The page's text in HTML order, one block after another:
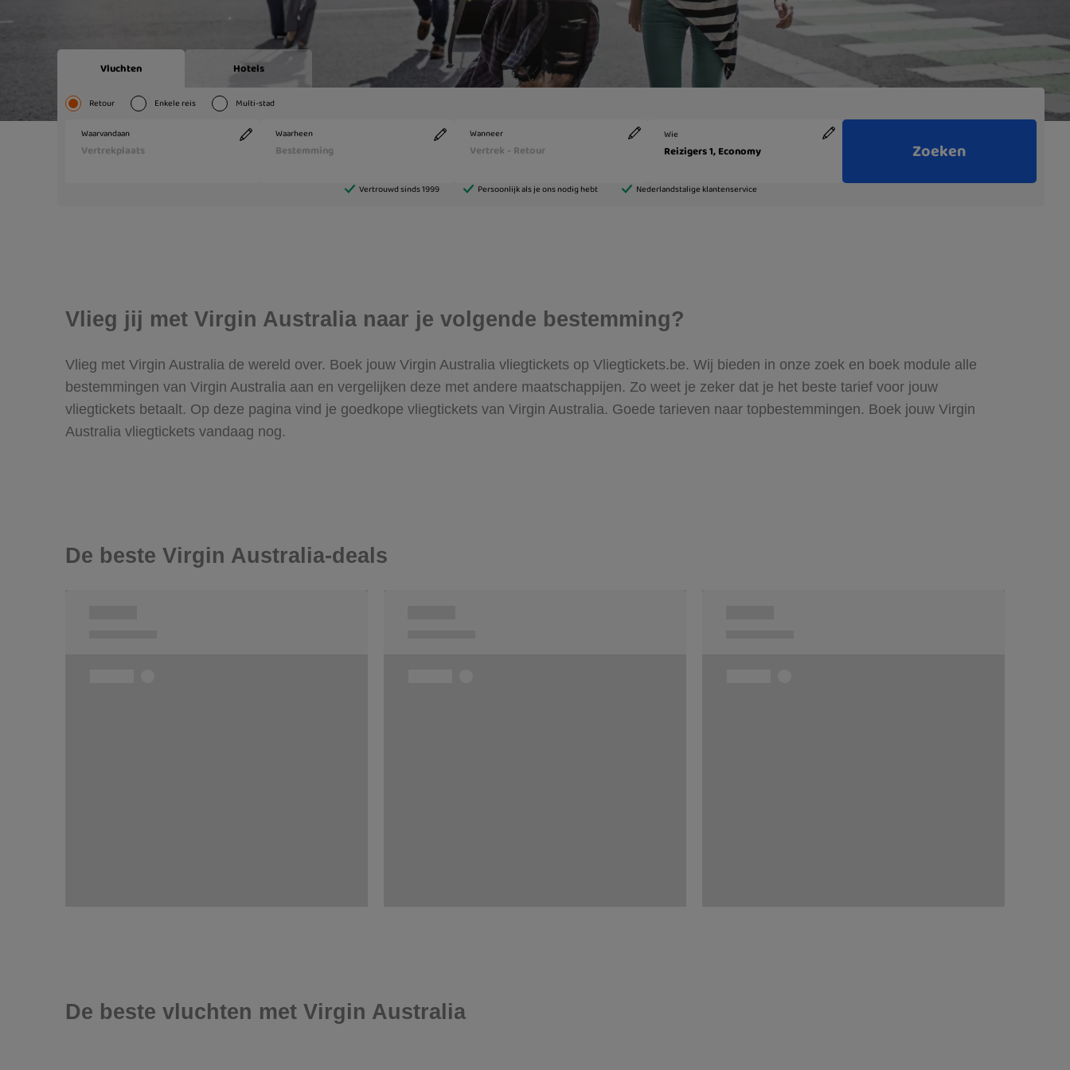
Vlieg jij met Virgin Australia naar je volgende bestemming?
Vlieg met Virgin Australia de wereld over. Boek jouw Virgin Australia vliegtickets op Vliegtickets.be. Wij bieden in onze zoek en boek module alle
bestemmingen van Virgin Australia aan en vergelijken deze met andere maatschappijen. Zo weet je zeker dat je het beste tarief voor jouw
vliegtickets betaalt. Op deze pagina vind je goedkope vliegtickets van Virgin Australia. Goede tarieven naar topbestemmingen. Boek jouw Virgin
Australia vliegtickets vandaag nog.
De beste Virgin Australia-deals
De beste vluchten met Virgin Australia